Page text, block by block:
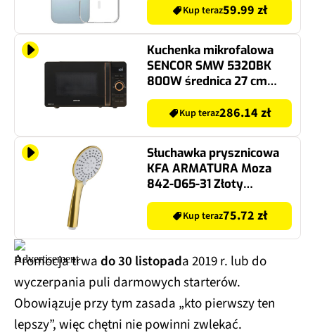
Kup teraz59.99 zł
Kuchenka mikrofalowa
SENCOR SMW 5320BK
800W średnica 27 cm
pojemność 17L Czarny
Kup teraz286.14 zł
Słuchawka prysznicowa
KFA ARMATURA Moza
842-065-31 Złoty
szczotkowany
Kup teraz75.72 zł
Promocja trwado 30 listopada 2019 r. lub do
wyczerpania puli darmowych starterów.
Obowiązuje przy tym zasada „kto pierwszy ten
lepszy”, więc chętni nie powinni zwlekać.